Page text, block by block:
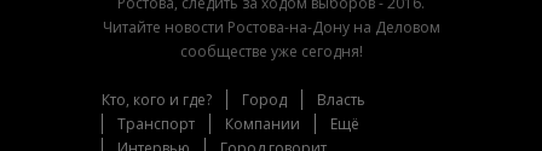
Читайте новости Ростова-на-Дону на Деловом
сообществе уже сегодня!
Кто, кого и где? Город
Власть
Транспорт
Компании
Ещё